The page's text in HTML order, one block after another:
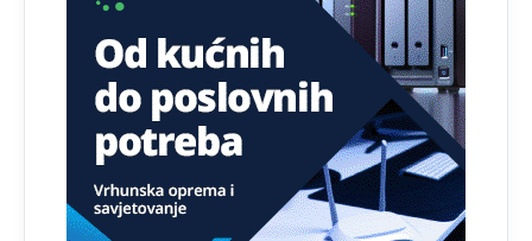
Анонимно2810587
11:13
Proguglajte
Анонимно2810587
11:21
O kako su cudni lvi ljudi,uzeli bi sve da mogu...a ja srce
svima fajem,radujem se tudjoj sreci.I ko ima i ko nema
na iso ce mjesto leci!